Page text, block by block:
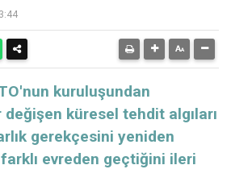
kuruluşundan
küresel tehdit algıları
gerekçesini yeniden
evreden geçtiğini ileri